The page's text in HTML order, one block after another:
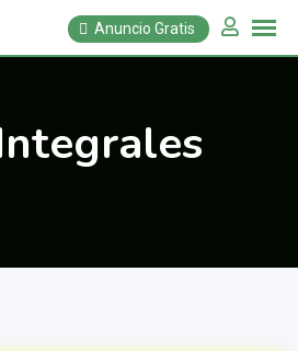
Anuncio Gratis